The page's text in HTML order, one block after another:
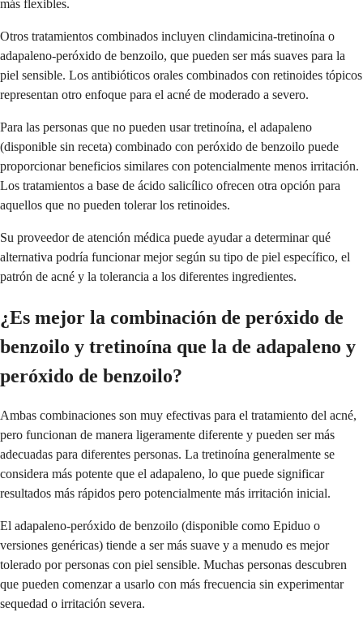
más flexibles.
Otros tratamientos combinados incluyen clindamicina-tretinoína o
adapaleno-peróxido de benzoilo, que pueden ser más suaves para la
piel sensible. Los antibióticos orales combinados con retinoides tópicos
representan otro enfoque para el acné de moderado a severo.
Para las personas que no pueden usar tretinoína, el adapaleno
(disponible sin receta) combinado con peróxido de benzoilo puede
proporcionar beneficios similares con potencialmente menos irritación.
Los tratamientos a base de ácido salicílico ofrecen otra opción para
aquellos que no pueden tolerar los retinoides.
Su proveedor de atención médica puede ayudar a determinar qué
alternativa podría funcionar mejor según su tipo de piel específico, el
patrón de acné y la tolerancia a los diferentes ingredientes.
¿Es mejor la combinación de peróxido de
benzoilo y tretinoína que la de adapaleno y
peróxido de benzoilo?
Ambas combinaciones son muy efectivas para el tratamiento del acné,
pero funcionan de manera ligeramente diferente y pueden ser más
adecuadas para diferentes personas. La tretinoína generalmente se
considera más potente que el adapaleno, lo que puede significar
resultados más rápidos pero potencialmente más irritación inicial.
El adapaleno-peróxido de benzoilo (disponible como Epiduo o
versiones genéricas) tiende a ser más suave y a menudo es mejor
tolerado por personas con piel sensible. Muchas personas descubren
que pueden comenzar a usarlo con más frecuencia sin experimentar
sequedad o irritación severa.